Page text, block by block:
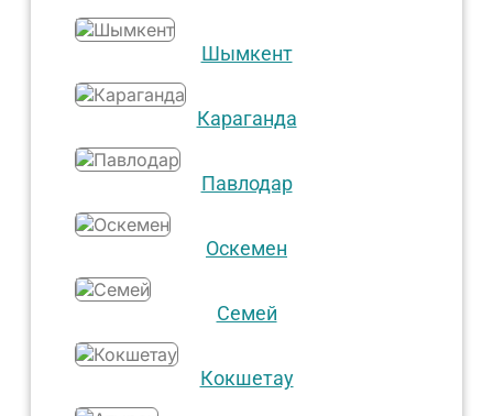
Шымкент
Караганда
Павлодар
Оскемен
Семей
Кокшетау